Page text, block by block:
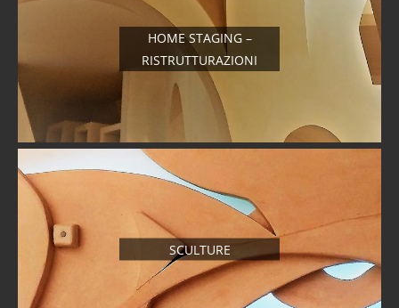
HOME STAGING –
RISTRUTTURAZIONI
SCULTURE